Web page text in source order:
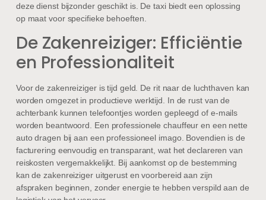
deze dienst bijzonder geschikt is. De taxi biedt een oplossing
op maat voor specifieke behoeften.
De Zakenreiziger: Efficiëntie
en Professionaliteit
Voor de zakenreiziger is tijd geld. De rit naar de luchthaven kan
worden omgezet in productieve werktijd. In de rust van de
achterbank kunnen telefoontjes worden gepleegd of e-mails
worden beantwoord. Een professionele chauffeur en een nette
auto dragen bij aan een professioneel imago. Bovendien is de
facturering eenvoudig en transparant, wat het declareren van
reiskosten vergemakkelijkt. Bij aankomst op de bestemming
kan de zakenreiziger uitgerust en voorbereid aan zijn
afspraken beginnen, zonder energie te hebben verspild aan de